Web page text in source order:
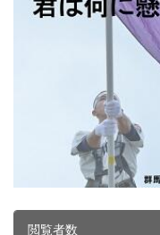
閲覧者数